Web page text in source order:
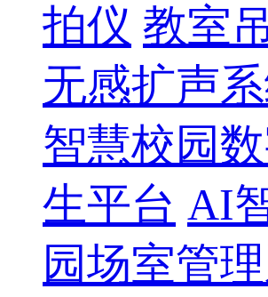
拍仪 教室
无感扩声
智慧校园
生平台 AI
园场室管